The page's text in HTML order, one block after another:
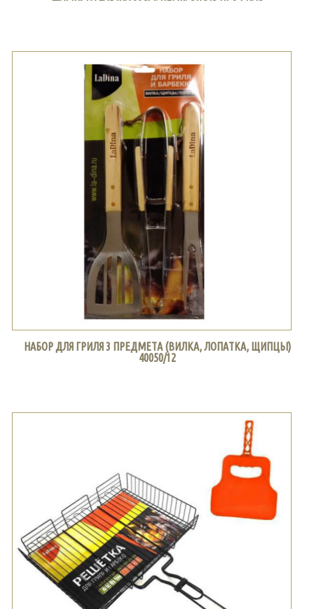
НАБОР ДЛЯ ГРИЛЯ 3 ПРЕДМЕТА (ВИЛКА, ЛОПАТКА, ЩИПЦЫ)
40050/12